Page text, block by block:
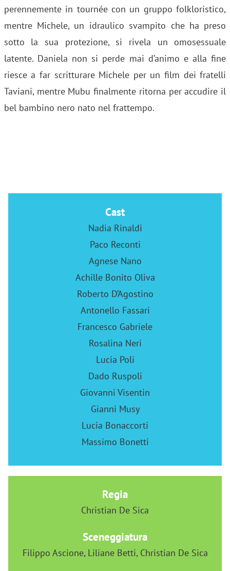
perennemente in tournée con un gruppo folkloristico,
mentre Michele, un idraulico svampito che ha preso
sotto la sua protezione, si rivela un omosessuale
latente. Daniela non si perde mai d’animo e alla fine
riesce a far scritturare Michele per un film dei fratelli
Taviani, mentre Mubu finalmente ritorna per accudire il
bel bambino nero nato nel frattempo.
Cast
Nadia Rinaldi
Paco Reconti
Agnese Nano
Achille Bonito Oliva
Roberto D’Agostino
Antonello Fassari
Francesco Gabriele
Rosalina Neri
Lucia Poli
Dado Ruspoli
Giovanni Visentin
Gianni Musy
Lucia Bonaccorti
Massimo Bonetti
Regia
Christian De Sica
Sceneggiatura
Filippo Ascione, Liliane Betti, Christian De Sica